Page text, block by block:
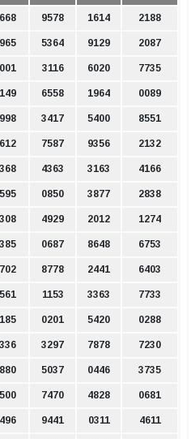
9578 1614 2188
5364 9129 2087
3116 6020 7735
6558 1964 0089
3417 5400 8551
7587 9356 2132
4363 3163 4166
0850 3877 2838
4929 2012 1274
0687 8648 6753
8778 2441 6403
1153 3363 7733
0201 5420 0288
3297 7878 7230
5037 0446 3735
7470 4828 0681
9441 0311 4611